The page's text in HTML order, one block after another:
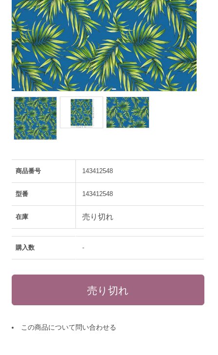
商品番号 143412548
型番 143412548
在庫 売り切れ
購入数 -
この商品について問い合わせる